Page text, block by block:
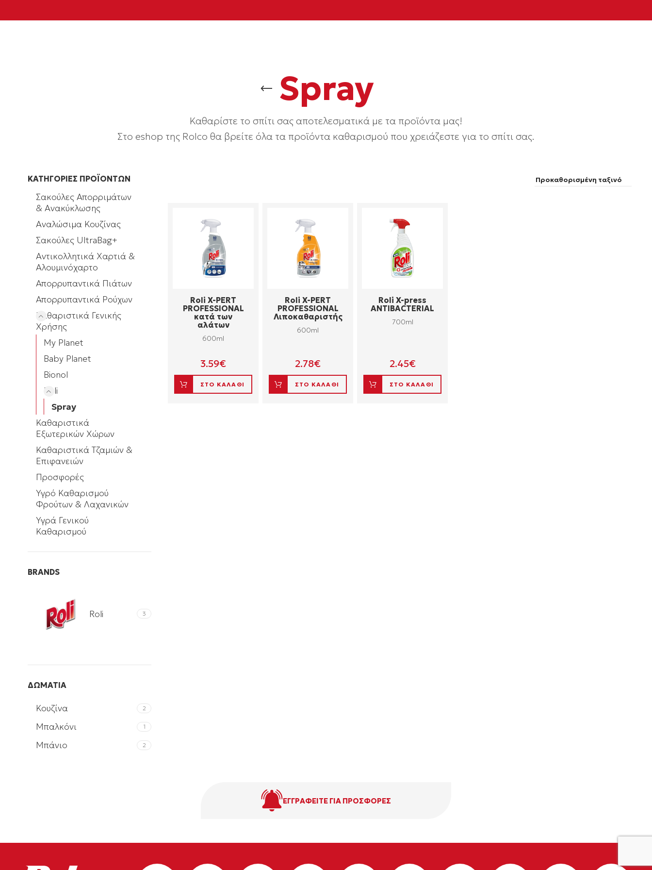
Spray
Καθαρίστε το σπίτι σας αποτελεσματικά με τα προϊόντα μας!
Στο eshop της Rolco θα βρείτε όλα τα προϊόντα καθαρισμού που χρειάζεστε για το σπίτι σας.
ΚΑΤΗΓΟΡΙΕΣ ΠΡΟΪΟΝΤΩΝ
Σακούλες Απορριμάτων
& Ανακύκλωσης
Αναλώσιμα Κουζίνας
Σακούλες UltraBag+
Αντικολλητικά Χαρτιά &
Αλουμινόχαρτο
Απορρυπαντικά Πιάτων
Απορρυπαντικά Ρούχων
Καθαριστικά Γενικής
Χρήσης
My Planet
Baby Planet
Bionol
Roli
Spray
Καθαριστικά
Εξωτερικών Χώρων
Καθαριστικά Τζαμιών &
Επιφανειών
Προσφορές
Υγρό Καθαρισμού
Φρούτων & Λαχανικών
Υγρά Γενικού
Καθαρισμού
BRANDS
Roli 3
ΔΩΜΑΤΙΑ
Κουζίνα 2
Μπαλκόνι 1
Μπάνιο 2
Roli X-PERT
PROFESSIONAL
κατά των
αλάτων
600ml
3.59€
ΣΤΟ ΚΑΛΑΘΙ
Roli X-PERT
PROFESSIONAL
Λιποκαθαριστής
600ml
2.78€
ΣΤΟ ΚΑΛΑΘΙ
Roli X-press
ANTIBACTERIAL
700ml
2.45€
ΣΤΟ ΚΑΛΑΘΙ
ΕΓΓΡΑΦΕΙΤΕ ΓΙΑ ΠΡΟΣΦΟΡΕΣ